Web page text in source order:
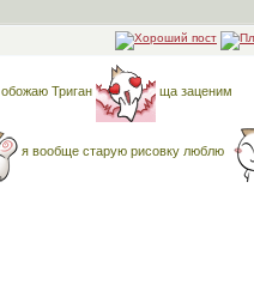
обожаю Триган ща заценим
я вообще старую рисовку люблю